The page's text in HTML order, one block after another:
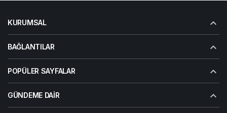
KURUMSAL
BAĞLANTILAR
POPÜLER SAYFALAR
GÜNDEME DAIR